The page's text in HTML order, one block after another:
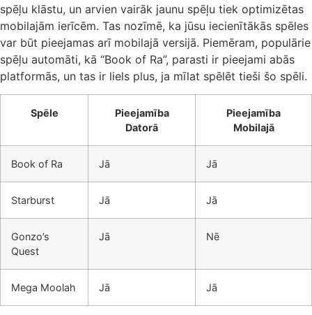
spēļu klāstu, un arvien vairāk jaunu spēļu tiek optimizētas
mobilajām ierīcēm. Tas nozīmē, ka jūsu iecienītākās spēles
var būt pieejamas arī mobilajā versijā. Piemēram, populārie
spēļu automāti, kā “Book of Ra”, parasti ir pieejami abās
platformās, un tas ir liels plus, ja mīlat spēlēt tieši šo spēli.
Spēle
Pieejamība
Datorā
Pieejamība
Mobilajā
Book of Ra Jā Jā
Starburst Jā Jā
Gonzo’s
Quest
Jā Nē
Mega Moolah Jā Jā